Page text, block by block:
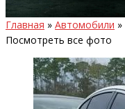
Главная » Автомобили »
Посмотреть все фото